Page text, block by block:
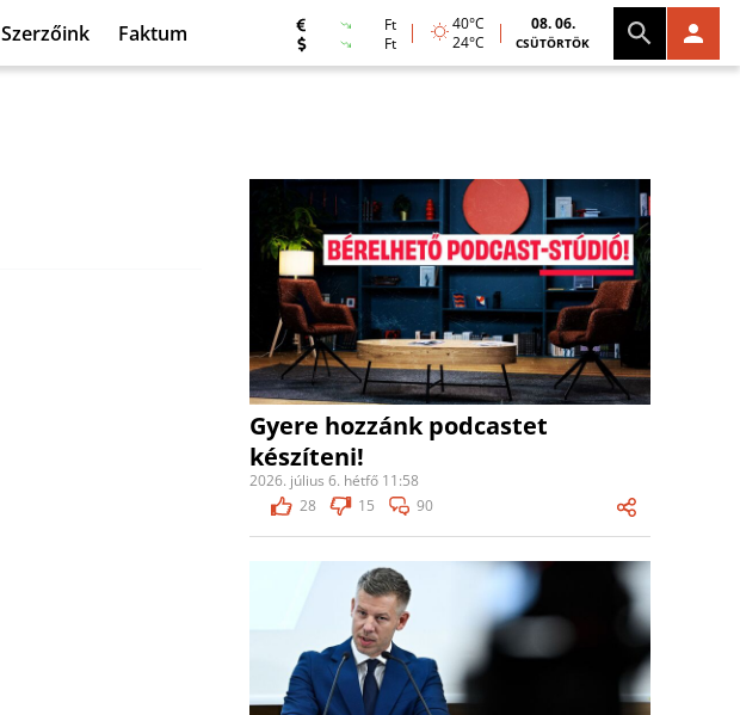
Szerzőink Faktum
Ft
Ft
40°C
24°C
08. 06.
CSÜTÖRTÖK
Gyere hozzánk podcastet
készíteni!
2026. július 6. hétfő 11:58
28
15 90